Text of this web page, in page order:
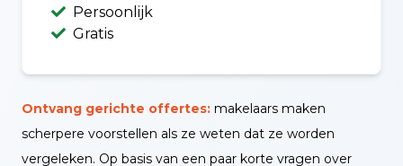
Persoonlijk
Gratis
Ontvang gerichte offertes: makelaars maken
scherpere voorstellen als ze weten dat ze worden
vergeleken. Op basis van een paar korte vragen over